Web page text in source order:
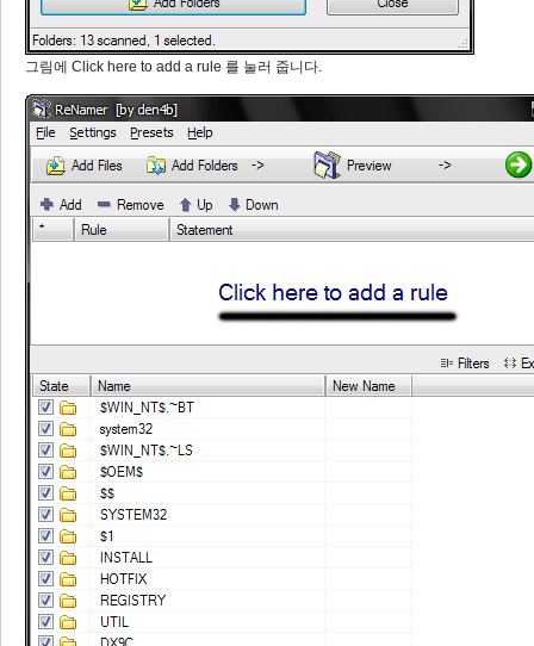
그림에 Click here to add a rule 를 눌러 줍니다.